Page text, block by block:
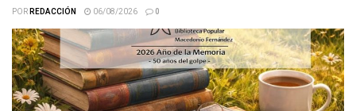
PORREDACCIÓN 06/08/2026 0